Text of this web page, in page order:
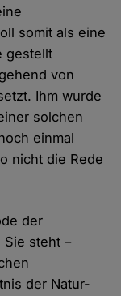
somit als eine
gestellt
von
Ihm wurde
solchen
einmal
nicht die Rede
der
steht –
der Natur-